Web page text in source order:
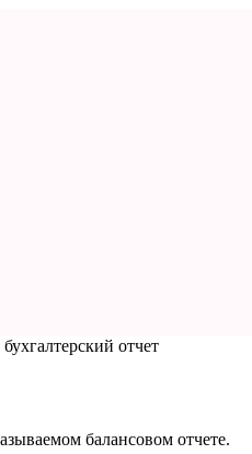
отчет
балансовом отчете.